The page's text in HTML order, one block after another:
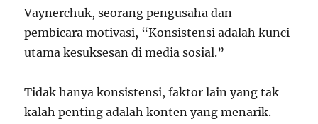
Vaynerchuk, seorang pengusaha dan
pembicara motivasi, “Konsistensi adalah kunci
utama kesuksesan di media sosial.”
Tidak hanya konsistensi, faktor lain yang tak
kalah penting adalah konten yang menarik.